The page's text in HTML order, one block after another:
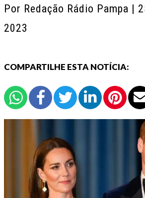
Por Redação Rádio Pampa |
2023
COMPARTILHE ESTA NOTÍCIA: